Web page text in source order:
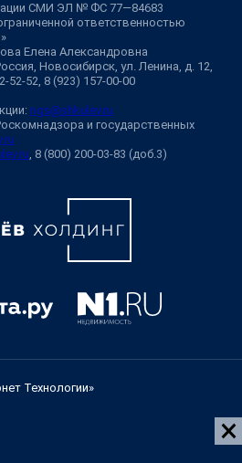
СМИ ЭЛ № ФС 77—84683
ответственностью
Елена Александровна
Новосибирск, ул. Ленина, д. 12,
52-52, 8 (923) 157-00-00
ngs@shkulev.ru
и государственных
, 8 (800) 200-03-83 (доб.3)
Технологии»